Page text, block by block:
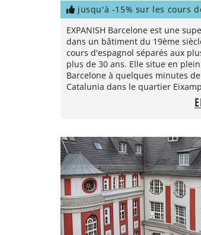
jusqu'à -15% sur les cours
EXPANISH Barcelone est une
dans un bâtiment du 19ème
cours d'espagnol séparés aux
plus de 30 ans. Elle situe en
Barcelone à quelques minutes
Catalunia dans le quartier